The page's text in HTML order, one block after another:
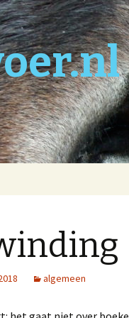
algemeen